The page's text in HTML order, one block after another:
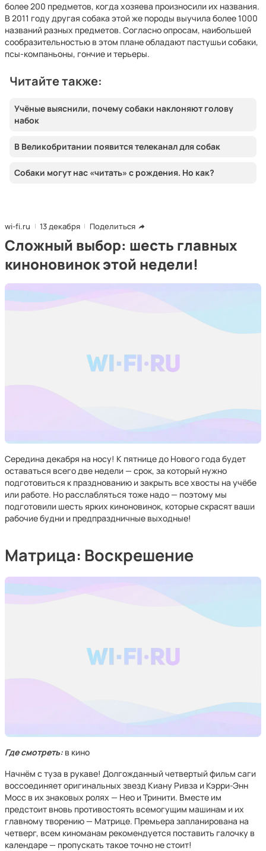
более 200 предметов, когда хозяева произносили их названия.
В 2011 году другая собака этой же породы выучила более 1000
названий разных предметов. Согласно опросам, наибольшей
сообразительностью в этом плане обладают пастушьи собаки,
псы-компаньоны, гончие и терьеры.
Читайте также:
Учёные выяснили, почему собаки наклоняют голову
набок
В Великобритании появится телеканал для собак
Собаки могут нас «читать» с рождения. Но как?
wi-fi.ru 13 декабря Поделиться
Сложный выбор: шесть главных
киноновинок этой недели!
Середина декабря на носу! К пятнице до Нового года будет
оставаться всего две недели — срок, за который нужно
подготовиться к празднованию и закрыть все хвосты на учёбе
или работе. Но расслабляться тоже надо — поэтому мы
подготовили шесть ярких киноновинок, которые скрасят ваши
рабочие будни и предпраздничные выходные!
Матрица: Воскрешение
Где смотреть: в кино
Начнём с туза в рукаве! Долгожданный четвертый фильм саги
воссоединяет оригинальных звезд Киану Ривза и Кэрри-Энн
Мосс в их знаковых ролях — Нео и Тринити. Вместе им
предстоит вновь противостоять всемогущим машинам и их
главному творению — Матрице. Премьера запланирована на
четверг, всем киноманам рекомендуется поставить галочку в
календаре — пропускать такое точно не стоит!